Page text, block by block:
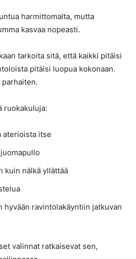
harmittomalta, mutta
kasvaa nopeasti.
tarkoita sitä, että kaikki pitäisi
pitäisi luopua kokonaan.
ruokakuluja:
aterioista itse
kuin nälkä yllättää
hyvään ravintolakäyntiin jatkuvan
valinnat ratkaisevat sen,